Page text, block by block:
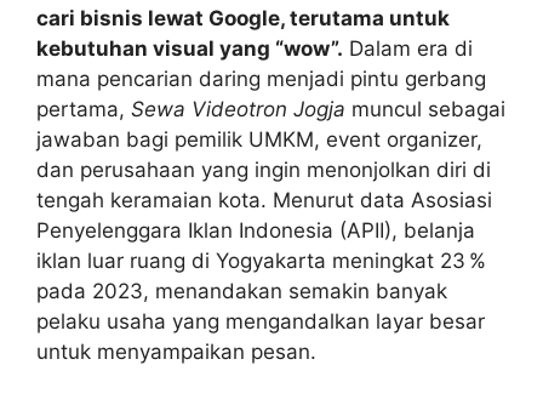
cari bisnis lewat Google, terutama untuk
kebutuhan visual yang “wow”. Dalam era di
mana pencarian daring menjadi pintu gerbang
pertama, Sewa Videotron Jogja muncul sebagai
jawaban bagi pemilik UMKM, event organizer,
dan perusahaan yang ingin menonjolkan diri di
tengah keramaian kota. Menurut data Asosiasi
Penyelenggara Iklan Indonesia (APII), belanja
iklan luar ruang di Yogyakarta meningkat 23 %
pada 2023, menandakan semakin banyak
pelaku usaha yang mengandalkan layar besar
untuk menyampaikan pesan.